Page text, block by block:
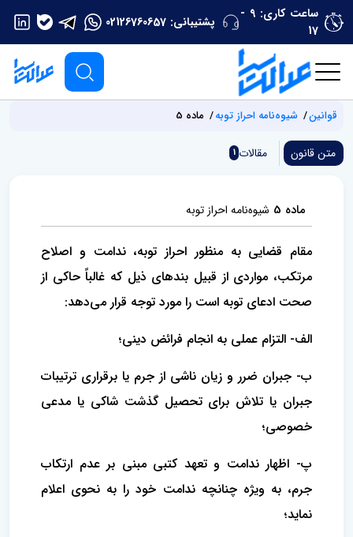
ساعت کاری: 9 -
17
پشتیبانی: 02126760657
قوانین شیوه‌نامه احراز توبه ماده 5
متن قانون مقالات 1
ماده 5 شیوه‌نامه احراز توبه
مقام قضایی به منظور احراز توبه، ندامت و اصلاح
مرتکب، مواردی از قبیل بندهای ذیل که غالباً حاکی از
صحت ادعای توبه است را مورد توجه قرار می‌دهد:
الف- التزام عملی به انجام فرائض دینی؛
ب- جبران ضرر و زیان ناشی از جرم یا برقراری ترتیبات
جبران یا تلاش برای تحصیل گذشت شاکی یا مدعی
خصوصی؛
پ- اظهار ندامت و تعهد کتبی مبنی بر عدم ارتکاب
جرم، به ویژه چنانچه ندامت خود را به نحوی اعلام
نماید؛